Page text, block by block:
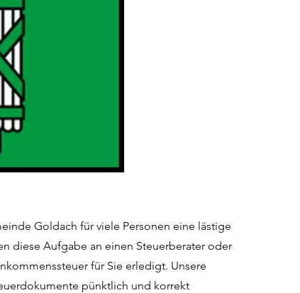
Goldach für viele Personen eine lästige
diese Aufgabe an einen Steuerberater oder
für Sie erledigt. Unsere
pünktlich und korrekt